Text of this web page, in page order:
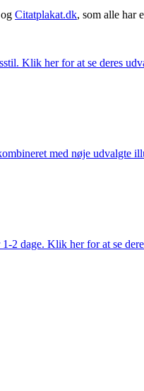
og Citatplakat.dk, som alle har
Klik her for at se deres
med nøje udvalgte
2 dage. Klik her for at se